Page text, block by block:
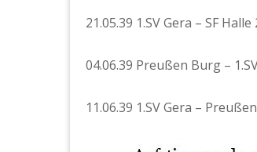
21.05.39 1.SV Gera – SF Halle
04.06.39 Preußen Burg –
11.06.39 1.SV Gera –